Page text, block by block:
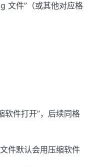
文件”（或其他对应格
软件打开”，后续同格
件默认会用压缩软件